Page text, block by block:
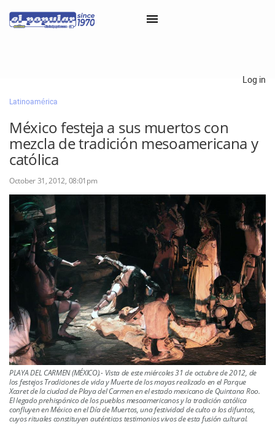
Classifieds
Categorías
Iniciar sesión con Clascal
×
Log in
Latinoamérica
México festeja a sus muertos con
mezcla de tradición mesoamericana y
católica
October 31, 2012, 08:01pm
PLAYA DEL CARMEN (MÉXICO).- Vista de este miércoles 31 de octubre de 2012, de
los festejos Tradiciones de vida y Muerte de los mayas realizado en el Parque
Xcaret de la ciudad de Playa del Carmen en el estado mexicano de Quintana Roo.
El legado prehispánico de los pueblos mesoamericanos y la tradición católica
confluyen en México en el Día de Muertos, una festividad de culto a los difuntos,
cuyos rituales constituyen auténticos testimonios vivos de esta fusión cultural.